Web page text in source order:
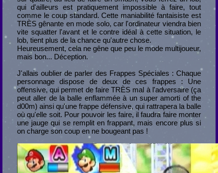
qui d'ailleurs est pratiquement impossible à faire, tout
comme le coup standard. Cette maniabilité fantaisiste est
TRÈS gênante en mode solo, car l'ordinateur viendra bien
vite squatter l'avant et le contre idéal à cette situation, le
lob, tient plus de la chance qu'autre chose.
Heureusement, cela ne gêne que peu le mode multijoueur,
mais bon... Déception.
J'allais oublier de parler des Frappes Spéciales : Chaque
personnage dispose de deux de ces frappes : Une
offensive, qui permet de faire TRÈS mal à l'adversaire (ça
peut aller de la balle enflammée à un super amorti of the
d00m) ainsi qu'une frappe défensive, qui rattrapera la balle
où qu'elle soit. Pour pouvoir les faire, il faudra faire monter
une jauge qui se remplit en frappant, mais encore plus si
on charge son coup en ne bougeant pas !